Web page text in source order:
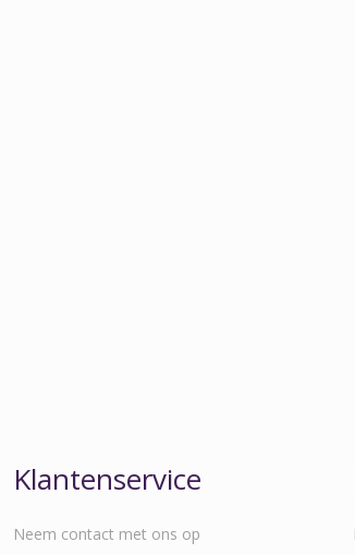
Klantenservice
Neem contact met ons op